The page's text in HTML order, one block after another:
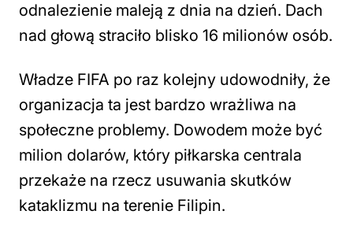
odnalezienie maleją z dnia na dzień. Dach
nad głową straciło blisko 16 milionów osób.
Władze FIFA po raz kolejny udowodniły, że
organizacja ta jest bardzo wrażliwa na
społeczne problemy. Dowodem może być
milion dolarów, który piłkarska centrala
przekaże na rzecz usuwania skutków
kataklizmu na terenie Filipin.